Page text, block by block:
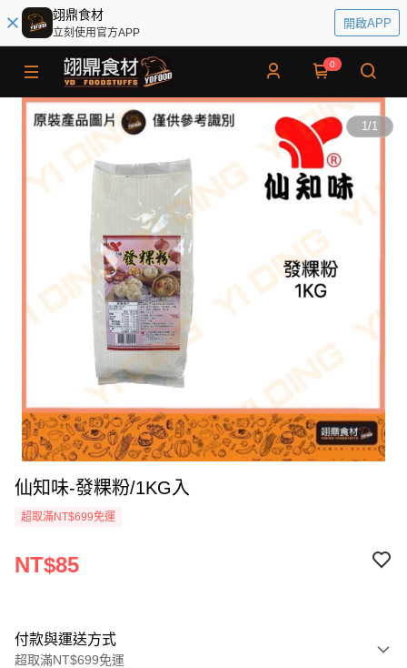
翊鼎食材
立刻使用官方APP
開啟APP
0
1/1
仙知味-發粿粉/1KG入
超取滿NT$699免運
NT$85
付款與運送方式
超取滿NT$699免運